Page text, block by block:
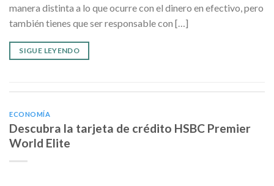
manera distinta a lo que ocurre con el dinero en efectivo, pero
también tienes que ser responsable con […]
SIGUE LEYENDO
ECONOMÍA
Descubra la tarjeta de crédito HSBC Premier
World Elite